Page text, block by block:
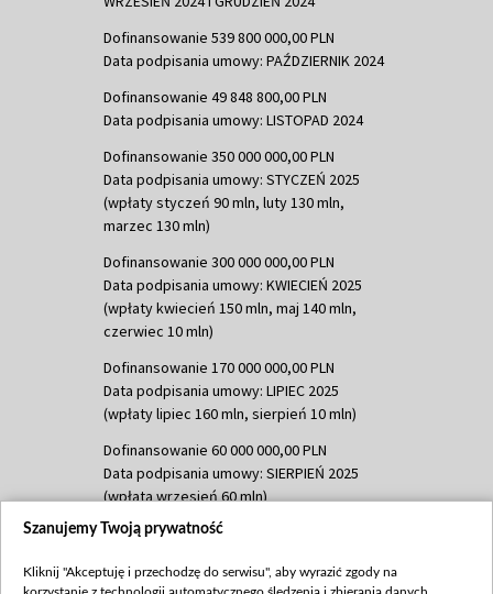
Dofinansowanie 539 800 000,00 PLN
Data podpisania umowy: PAŹDZIERNIK 2024
Dofinansowanie 49 848 800,00 PLN
Data podpisania umowy: LISTOPAD 2024
Dofinansowanie 350 000 000,00 PLN
Data podpisania umowy: STYCZEŃ 2025
(wpłaty styczeń 90 mln, luty 130 mln,
marzec 130 mln)
Dofinansowanie 300 000 000,00 PLN
Data podpisania umowy: KWIECIEŃ 2025
(wpłaty kwiecień 150 mln, maj 140 mln,
czerwiec 10 mln)
Dofinansowanie 170 000 000,00 PLN
Data podpisania umowy: LIPIEC 2025
(wpłaty lipiec 160 mln, sierpień 10 mln)
Dofinansowanie 60 000 000,00 PLN
Data podpisania umowy: SIERPIEŃ 2025
(wpłata wrzesień 60 mln)
Dofinansowanie 635 783 051,21 PLN
(wpłata wrzesień 100 mln, październik 350
Szanujemy Twoją prywatność
Kliknij "Akceptuję i przechodzę do serwisu", aby wyrazić zgody na